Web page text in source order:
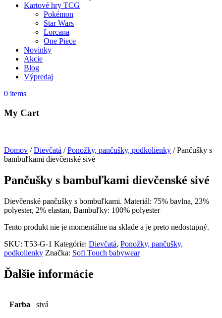
Kartové hry TCG
Pokémon
Star Wars
Lorcana
One Piece
Novinky
Akcie
Blog
Výpredaj
0 items
My Cart
Domov /Dievčatá /Ponožky, pančušky, podkolienky / Pančušky s
bambuľkami dievčenské sivé
Pančušky s bambuľkami dievčenské sivé
Dievčenské pančušky s bombuľkami. Materiál: 75% bavlna, 23%
polyester, 2% elastan, Bambuľky: 100% polyester
Tento produkt nie je momentálne na sklade a je preto nedostupný.
SKU: T53-G-1 Kategórie: Dievčatá, Ponožky, pančušky,
podkolienky Značka: Soft Touch babywear
Ďalšie informácie
Farba sivá